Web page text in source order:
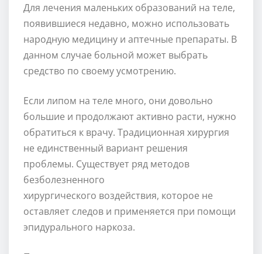
Для лечения маленьких образований на теле,
появившиеся недавно, можно использовать
народную медицину и аптечные препараты. В
данном случае больной может выбрать
средство по своему усмотрению.
Если липом на теле много, они довольно
большие и продолжают активно расти, нужно
обратиться к врачу. Традиционная хирургия
не единственный вариант решения
проблемы. Существует ряд методов
безболезненного
хирургического воздействия, которое не
оставляет следов и применяется при помощи
эпидурального наркоза.